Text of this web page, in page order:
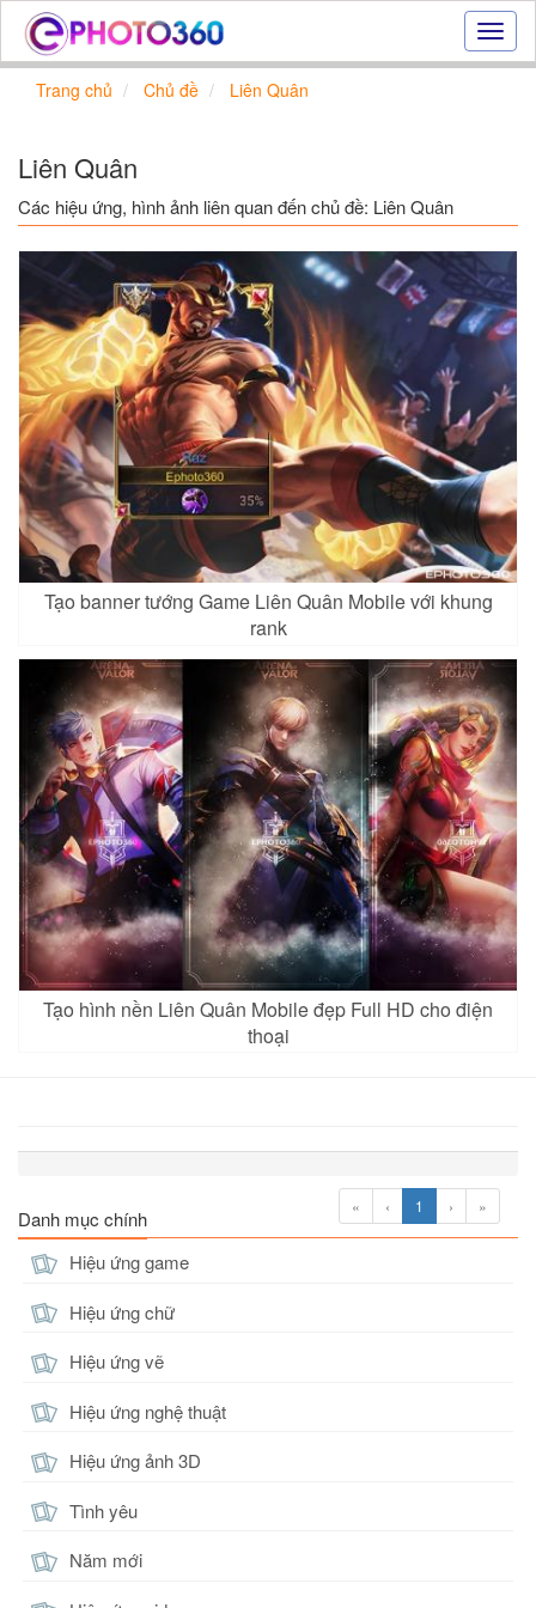
Hiệu
ứng
trực
tuyến,
tạo
ảnh
online
Trang chủ Chủ đề Liên Quân
Liên Quân
Các hiệu ứng, hình ảnh liên quan đến chủ đề: Liên Quân
Tạo banner tướng Game Liên Quân Mobile với khung
rank
Tạo hình nền Liên Quân Mobile đẹp Full HD cho điện
thoại
« ‹ 1 › »
Danh mục chính
Hiệu ứng game
Hiệu ứng chữ
Hiệu ứng vẽ
Hiệu ứng nghệ thuật
Hiệu ứng ảnh 3D
Tình yêu
Năm mới